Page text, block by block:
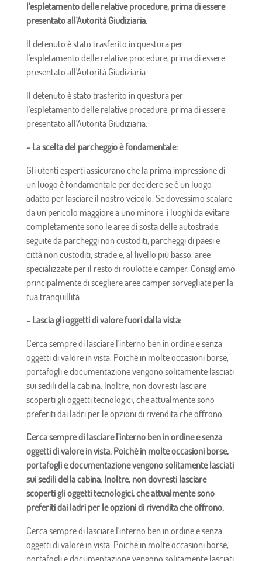
l'espletamento delle relative procedure, prima di essere
presentato all'Autorità Giudiziaria.
Il detenuto è stato trasferito in questura per
l'espletamento delle relative procedure, prima di essere
presentato all'Autorità Giudiziaria.
Il detenuto è stato trasferito in questura per
l'espletamento delle relative procedure, prima di essere
presentato all'Autorità Giudiziaria.
- La scelta del parcheggio è fondamentale:
Gli utenti esperti assicurano che la prima impressione di
un luogo è fondamentale per decidere se è un luogo
adatto per lasciare il nostro veicolo. Se dovessimo scalare
da un pericolo maggiore a uno minore, i luoghi da evitare
completamente sono le aree di sosta delle autostrade,
seguite da parcheggi non custoditi, parcheggi di paesi e
città non custoditi, strade e, al livello più basso. aree
specializzate per il resto di roulotte e camper. Consigliamo
principalmente di scegliere aree camper sorvegliate per la
tua tranquillità.
- Lascia gli oggetti di valore fuori dalla vista:
Cerca sempre di lasciare l'interno ben in ordine e senza
oggetti di valore in vista. Poiché in molte occasioni borse,
portafogli e documentazione vengono solitamente lasciati
sui sedili della cabina. Inoltre, non dovresti lasciare
scoperti gli oggetti tecnologici, che attualmente sono
preferiti dai ladri per le opzioni di rivendita che offrono.
Cerca sempre di lasciare l'interno ben in ordine e senza
oggetti di valore in vista. Poiché in molte occasioni borse,
portafogli e documentazione vengono solitamente lasciati
sui sedili della cabina. Inoltre, non dovresti lasciare
scoperti gli oggetti tecnologici, che attualmente sono
preferiti dai ladri per le opzioni di rivendita che offrono.
Cerca sempre di lasciare l'interno ben in ordine e senza
oggetti di valore in vista. Poiché in molte occasioni borse,